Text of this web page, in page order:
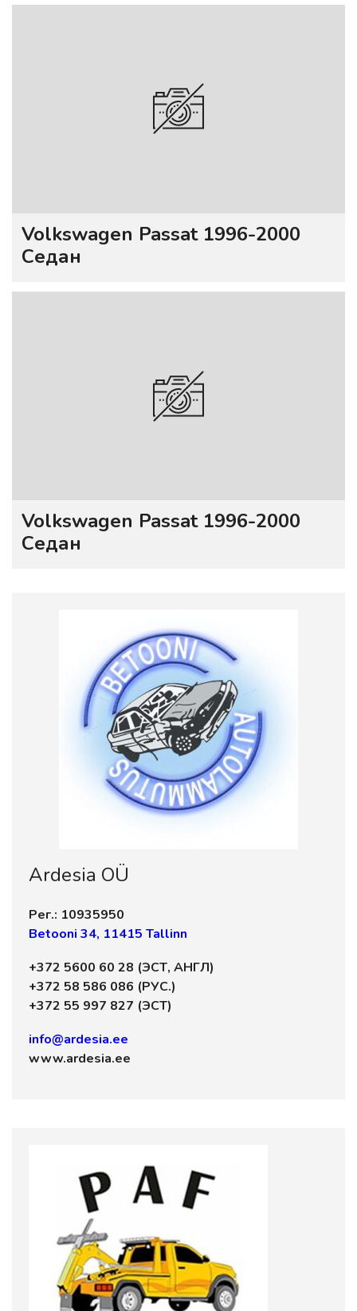
Volkswagen Passat 1996-2000
Седан
Volkswagen Passat 1996-2000
Седан
Ardesia OÜ
Рег.: 10935950
Betooni 34, 11415 Tallinn
+372 5600 60 28 (ЭСТ, АНГЛ)
+372 58 586 086 (РУС.)
+372 55 997 827 (ЭСТ)
info@ardesia.ee
www.ardesia.ee